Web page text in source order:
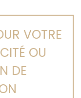
VOTRE
OU
DE